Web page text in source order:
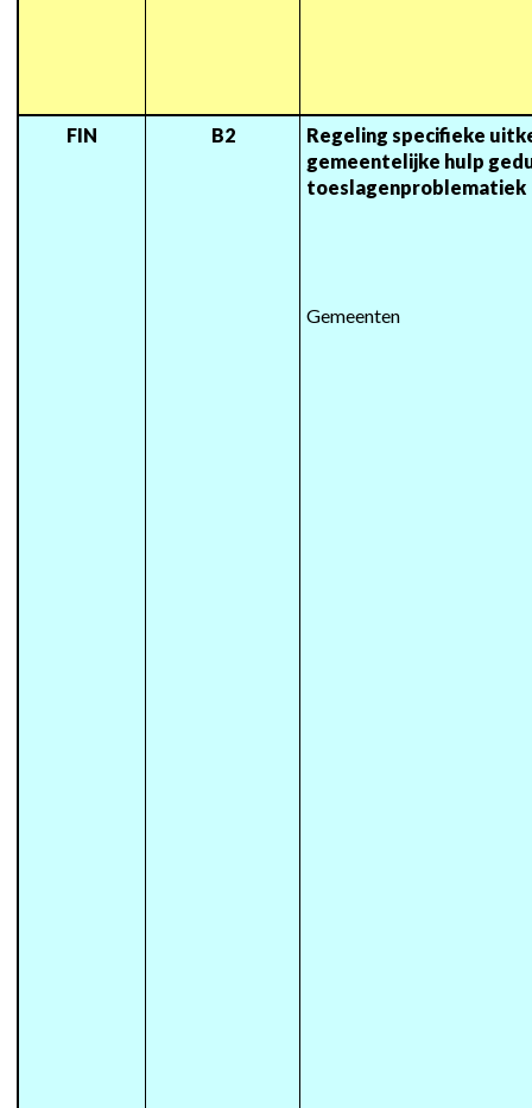
FIN B2
Regeling specifieke
gemeentelijke hulp
toeslagenproblematiek
Gemeenten